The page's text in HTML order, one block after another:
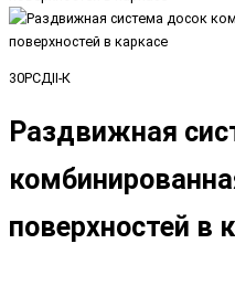
30РСДII-К
Раздвижная
поверхностей в